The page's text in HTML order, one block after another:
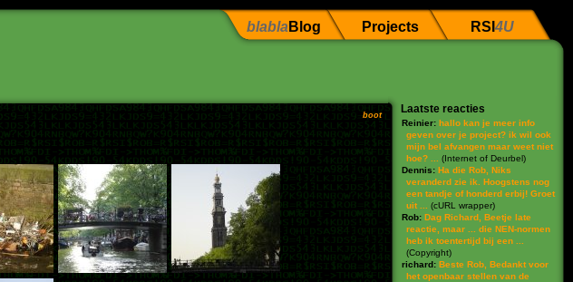
blabla Blog Projects RSI 4U
boot Laatste reacties
Reinier: hallo kan je meer info
geven over je project? ik wil ook
mijn bel afvangen maar weet niet
hoe? ...
(Internet of Deurbel)
Dennis: Ha die Rob, Niks
veranderd zie ik. Hoogstens nog
een tandje of honderd erbij! Groet
uit ...
(cURL wrapper)
Rob: Dag Richard, Beetje late
reactie, maar ... die NEN-normen
heb ik toentertijd bij een ...
(Copyright)
richard: Beste Rob, Bedankt voor
het openbaar stellen van de